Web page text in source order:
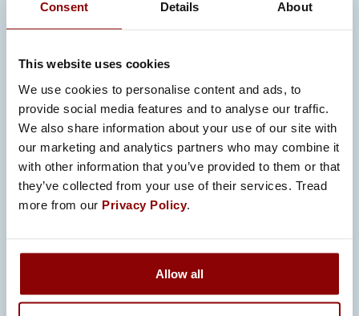
Consent Details About
This website uses cookies
We use cookies to personalise content and ads, to
provide social media features and to analyse our traffic.
We also share information about your use of our site with
our marketing and analytics partners who may combine it
with other information that you’ve provided to them or that
they’ve collected from your use of their services. Tread
more from our Privacy Policy.
Allow all
JATKUVA PARANTAMINEN
päivittäin organisaation kaikilla tasoilla.
ASIAKASKESKEISYYS
Tavoitteemme on ylittää asiakkaan
odotukset johdonmukaisesti.
LUOTTAMUS JA AVOIMUUS